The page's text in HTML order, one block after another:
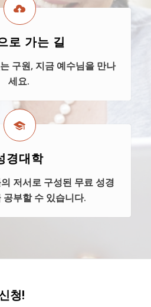
로 가는 길
구원, 지금 예수님을 만나
세요.
경대학
저서로 구성된 무료 성경
공부할 수 있습니다.
청!